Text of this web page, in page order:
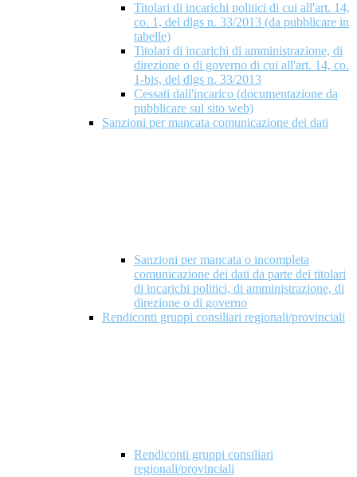
Titolari di incarichi politici di cui all'art. 14,
co. 1, del dlgs n. 33/2013 (da pubblicare in
tabelle)
Titolari di incarichi di amministrazione, di
direzione o di governo di cui all'art. 14, co.
1-bis, del dlgs n. 33/2013
Cessati dall'incarico (documentazione da
pubblicare sul sito web)
Sanzioni per mancata comunicazione dei dati
Sanzioni per mancata o incompleta
comunicazione dei dati da parte dei titolari
di incarichi politici, di amministrazione, di
direzione o di governo
Rendiconti gruppi consiliari regionali/provinciali
Rendiconti gruppi consiliari
regionali/provinciali